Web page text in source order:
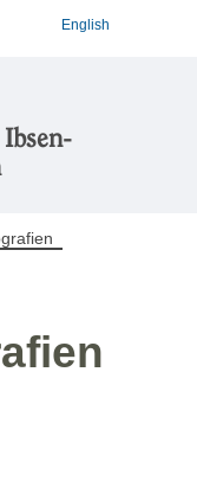
English